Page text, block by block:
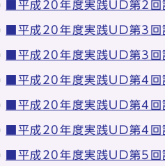
■平成20年度実践UD第2回
■平成20年度実践UD第3
■平成20年度実践UD第3
■平成20年度実践UD第4回
■平成20年度実践UD第4回
■平成20年度実践UD第4回
■平成20年度実践UD第5回